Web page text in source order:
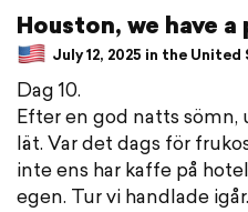
Houston, we have
July 12, 2025 in the
Dag 10.
Efter en god natts sömn,
lät. Var det dags för
inte ens har kaffe på
egen. Tur vi handlade igår.